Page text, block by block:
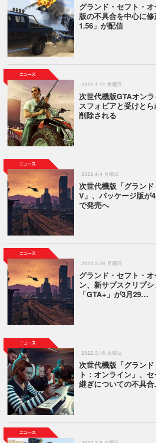
グランド・セフト・
版の不具合を中心に
1.56」が配信
2022.4.21 木曜日
次世代機版GTAオン
スフォビアと受けと
削除される
2022.4.4 月曜日
次世代機版「グラン
V」、パッケージ版が
で発売へ
2022.3.28 月曜日
グランド・セフト・
ン、新サブスクリプ
「GTA+」が3月29…
2022.3.16 水曜日
次世代機版「グラン
ト：オンライン」、
継ぎについての不具